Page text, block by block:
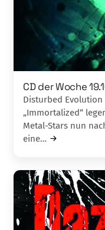
CD der Woche
Disturbed
„Immortali­zed“­
Metal-Stars nun
eine…